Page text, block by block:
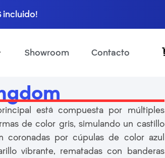
incluido!
Showroom Contacto
está compuesta por múltiples
de color gris, simulando un castillo
coronadas por cúpulas de color azul
vibrante, rematadas con banderas